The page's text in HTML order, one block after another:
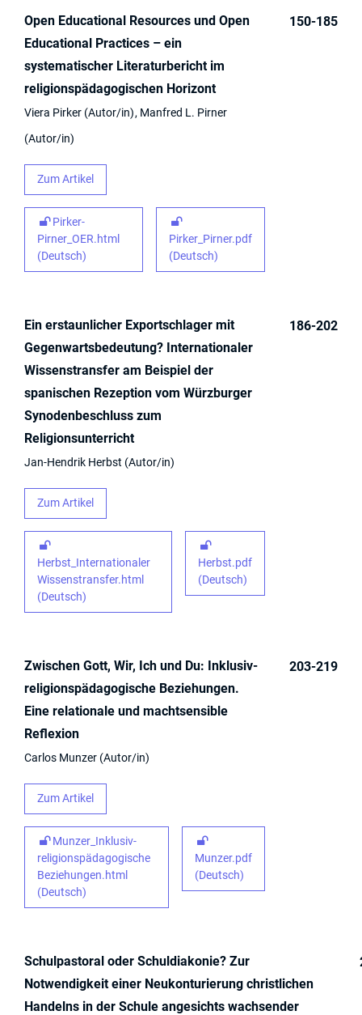
Open Educational Resources und Open
Educational Practices – ein
systematischer Literaturbericht im
religionspädagogischen Horizont
Viera Pirker Autor/in
Manfred L. Pirner
Autor/in
Zum Artikel
Pirker-
Pirner_OER.html
(Deutsch)
Pirker_Pirner.pdf
(Deutsch)
150-185
Ein erstaunlicher Exportschlager mit
Gegenwartsbedeutung? Internationaler
Wissenstransfer am Beispiel der
spanischen Rezeption vom Würzburger
Synodenbeschluss zum
Religionsunterricht
Jan-Hendrik Herbst Autor/in
Zum Artikel
Herbst_Internationaler
Wissenstransfer.html
(Deutsch)
Herbst.pdf
(Deutsch)
186-202
Zwischen Gott, Wir, Ich und Du: Inklusiv-
religionspädagogische Beziehungen.
Eine relationale und machtsensible
Reflexion
Carlos Munzer Autor/in
Zum Artikel
Munzer_Inklusiv-
religionspädagogische
Beziehungen.html
(Deutsch)
Munzer.pdf
(Deutsch)
203-219
Schulpastoral oder Schuldiakonie? Zur
Notwendigkeit einer Neukonturierung christlichen
Handelns in der Schule angesichts wachsender